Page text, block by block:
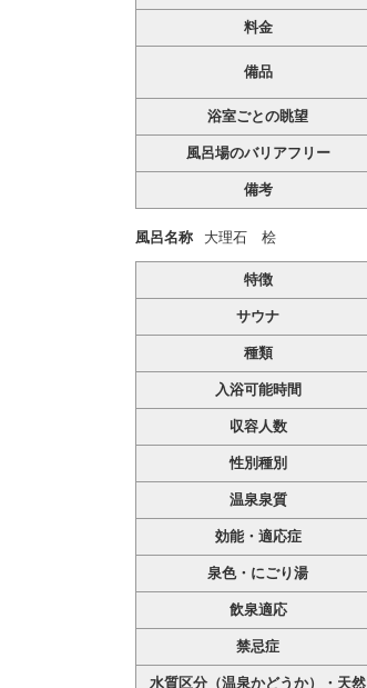
料金
備品
浴室ごとの眺望
風呂場のバリアフリー
備考
風呂名称 大理石 桧
特徴
サウナ
種類
入浴可能時間
収容人数
性別種別
温泉泉質
効能・適応症
泉色・にごり湯
飲泉適応
禁忌症
水質区分（温泉かどうか）・天然